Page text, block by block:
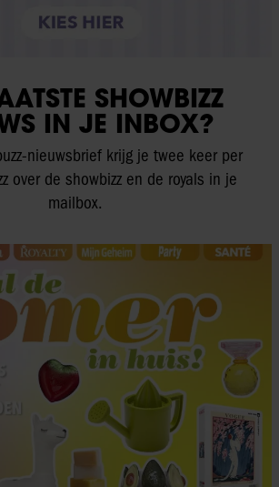
SHOWBIZZ
IN JE INBOX?
nieuwsbrief krijg je twee keer per
over de showbizz en de royals in je
mailbox.